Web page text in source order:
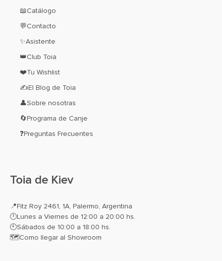
📖Catálogo
💬Contacto
✨Asistente
👑Club Toia
❤️Tu Wishlist
✍El Blog de Toia
👤Sobre nosotras
🔄Programa de Canje
❓Preguntas Frecuentes
Toia de Kiev
📍Fitz Roy 2461, 1A, Palermo, Argentina
🕛Lunes a Viernes de 12:00 a 20:00 hs.
🕙Sábados de 10:00 a 18:00 hs.
🗺️Como llegar al Showroom